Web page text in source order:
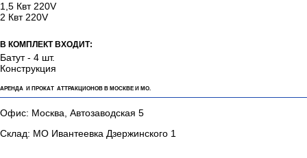
1,5 Квт 220V
2 Квт 220V
В КОМПЛЕКТ ВХОДИТ:
Батут - 4 шт.
Конструкция
АРЕНДА И ПРОКАТ АТТРАКЦИОНОВ В МОСКВЕ И МО.
Офис: Москва, Автозаводская 5
Склад: МО Ивантеевка Дзержинского 1